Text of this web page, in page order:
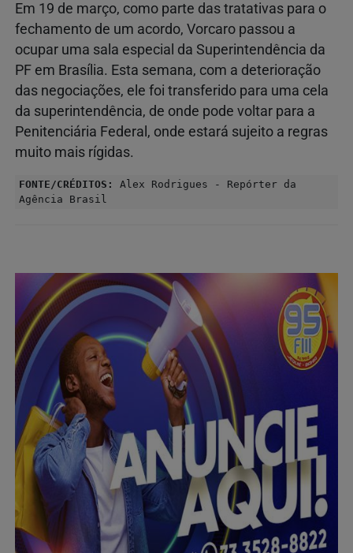
Em 19 de março, como parte das tratativas para o
fechamento de um acordo, Vorcaro passou a
ocupar uma sala especial da Superintendência da
PF em Brasília. Esta semana, com a deterioração
das negociações, ele foi transferido para uma cela
da superintendência, de onde pode voltar para a
Penitenciária Federal, onde estará sujeito a regras
muito mais rígidas.
FONTE/CRÉDITOS:
Alex Rodrigues - Repórter da
Agência Brasil